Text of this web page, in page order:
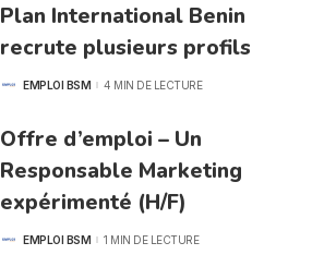
Plan International Benin
recrute plusieurs profils
POSTEDEMPLOI BSM 4 MIN DE LECTURE
Offre d’emploi – Un
Responsable Marketing
expérimenté (H/F)
POSTEDEMPLOI BSM 1 MIN DE LECTURE